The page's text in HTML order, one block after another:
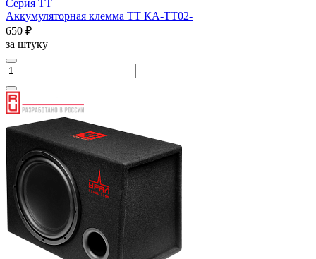
Серия ТТ
Аккумуляторная клемма ТТ КА-ТТ02-
650 ₽
за штуку